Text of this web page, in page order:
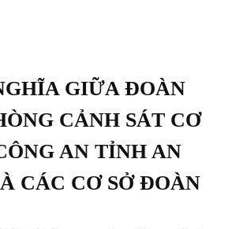
GIỮA ĐOÀN
CẢNH SÁT CƠ
AN TỈNH AN
CÁC CƠ SỞ ĐOÀN